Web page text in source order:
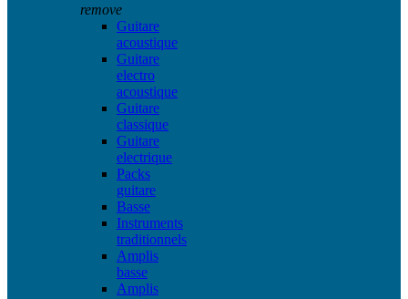
remove
Guitare
acoustique
Guitare
electro
acoustique
Guitare
classique
Guitare
electrique
Packs
guitare
Basse
Instruments
traditionnels
Amplis
basse
Amplis